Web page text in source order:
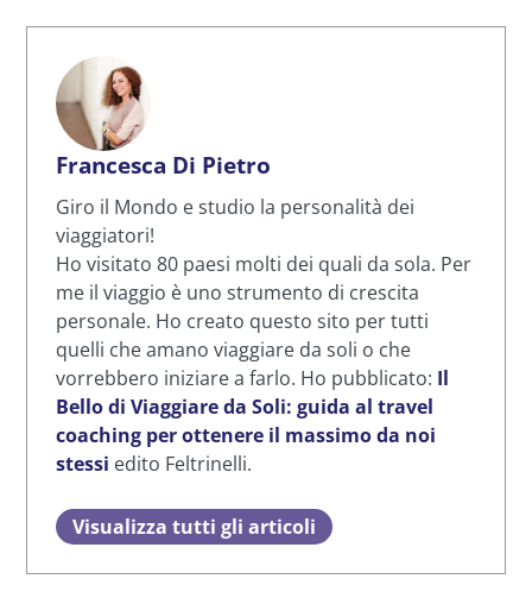
Francesca Di Pietro
Giro il Mondo e studio la personalità dei
viaggiatori!
Ho visitato 80 paesi molti dei quali da sola. Per
me il viaggio è uno strumento di crescita
personale. Ho creato questo sito per tutti
quelli che amano viaggiare da soli o che
vorrebbero iniziare a farlo. Ho pubblicato: Il
Bello di Viaggiare da Soli: guida al travel
coaching per ottenere il massimo da noi
stessi edito Feltrinelli.
Visualizza tutti gli articoli